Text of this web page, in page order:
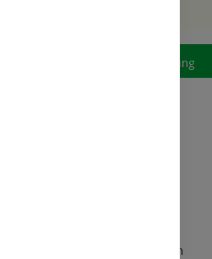
langjährige Branchenerfahrung
Zahlungs- & Versandbedingungen